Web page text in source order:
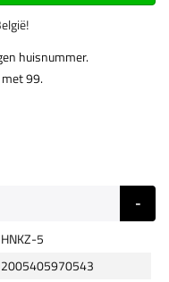
huisnummer.
99.
HNKZ-5
2005405970543